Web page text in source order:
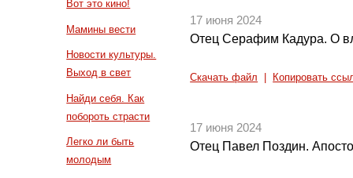
Вот это кино!
Мамины вести
Новости культуры.
Выход в свет
Найди себя. Как
побороть страсти
Легко ли быть
молодым
17 июня 2024
Отец Серафим Кадура. О
Скачать файл Копировать
17 июня 2024
Отец Павел Поздин.